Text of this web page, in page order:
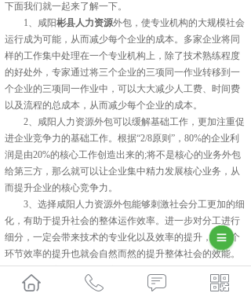
下面我们就一起来了解一下。
1、咸阳彬县人力资源外包，使专业机构的大规模社会
运行成为可能，从而减少每个企业的成本。多家企业将同
样的工作集中处理在一个专业机构上，除了技术熟练程度
的好处外，专家通过将三个企业的三项同一作业转移到一
个企业的三项同一作业中，可以大大减少人工费、时间费
以及流程的总成本，从而减少每个企业的成本。
2、咸阳人力资源外包可以缓解基础工作，更加注重促
进企业竞争力的基础工作。根据“2/8原则”，80%的企业利
润是由20%的核心工作创造出来的;将不是核心的业务外包
给第三方，那么就可以让企业集中精力发展核心业务，从
而提升企业的核心竞争力。
3、选择咸阳人力资源外包能够刺激社会分工更加的细
化，有助于提升社会的整体运作效率。进一步对分工进行
细分，一定会带来技术的专业化以及效率的提升，每一个
环节效率的提升也就会自然而然的提升整体社会的效能。
用应该已经有了较为清晰的了解了。